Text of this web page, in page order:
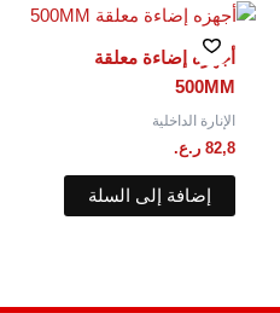
أجهزه إضاءة معلقة
500MM
الإنارة الداخلية
82,8 ر.ع.
إضافة إلى السلة